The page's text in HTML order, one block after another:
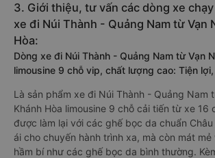
3. Giới thiệu, tư vấn các dòng xe
xe đi Núi Thành - Quảng Nam từ Vạn
Hòa:
Dòng xe đi Núi Thành - Quảng Nam từ Vạn
limousine 9 chỗ vip, chất lượng cao: Tiện
Là sản phẩm xe đi Núi Thành - Quảng Nam
Khánh Hòa limousine 9 chỗ cải tiến từ xe 16
được làm lại với các ghế bọc da chuẩn
ái cho chuyến hành trình xa, mà còn mát
hầm bí như các ghế bọc da bình thường.